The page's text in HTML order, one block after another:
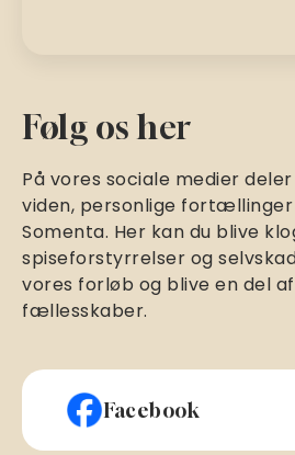
Følg os her
På vores sociale medier
viden, personlige
Somenta. Her kan du blive
spiseforstyrrelser og
vores forløb og blive en del
fællesskaber.
Facebook